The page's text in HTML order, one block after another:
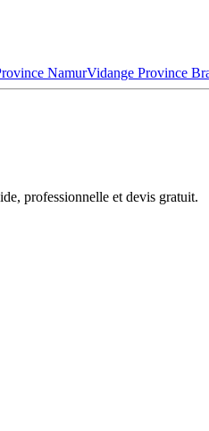
NamurVidange Province
professionnelle et devis gratuit.